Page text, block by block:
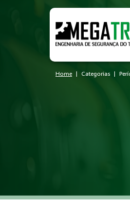
Home Categorias
Perícias é um conjunto de